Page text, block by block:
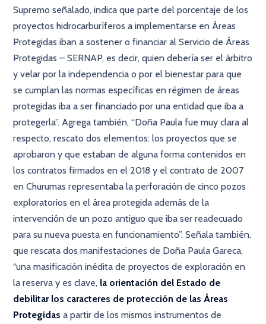
Supremo señalado, indica que parte del porcentaje de los
proyectos hidrocarburíferos a implementarse en Áreas
Protegidas iban a sostener o financiar al Servicio de Áreas
Protegidas – SERNAP, es decir, quien debería ser el árbitro
y velar por la independencia o por el bienestar para que
se cumplan las normas específicas en régimen de áreas
protegidas iba a ser financiado por una entidad que iba a
protegerla”. Agrega también, “Doña Paula fue muy clara al
respecto, rescato dos elementos: los proyectos que se
aprobaron y que estaban de alguna forma contenidos en
los contratos firmados en el 2018 y el contrato de 2007
en Churumas representaba la perforación de cinco pozos
exploratorios en el área protegida además de la
intervención de un pozo antiguo que iba ser readecuado
para su nueva puesta en funcionamiento”. Señala también,
que rescata dos manifestaciones de Doña Paula Gareca,
“una masificación inédita de proyectos de exploración en
la reserva y es clave, la orientación del Estado de
debilitar los caracteres de protección de las Áreas
Protegidas a partir de los mismos instrumentos de